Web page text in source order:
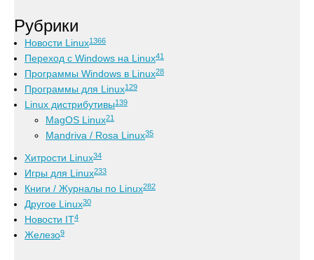
Рубрики
Новости Linux1366
Переход с Windows на Linux41
Программы Windows в Linux28
Программы для Linux129
Linux дистрибутивы139
MagOS Linux21
Mandriva / Rosa Linux35
Хитрости Linux34
Игры для Linux233
Книги / Журналы по Linux282
Другое Linux30
Новости IT4
Железо9